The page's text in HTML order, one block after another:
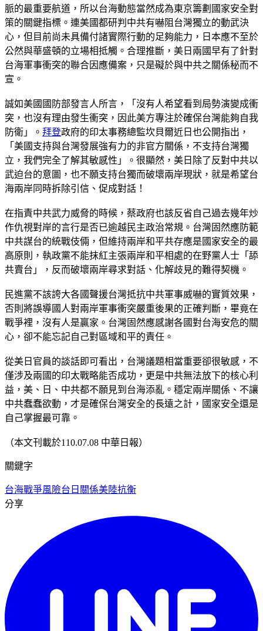
脈的最重要航道，所以台海動態當然成為東京籌劃國家安全對
策的關鍵指標。連美國都研判中共有嚇阻台灣獨立的動武決
心，但目前尚未具備付諸實際行動的足夠能力，日本應不至於
公然與華盛頓的立場相抵觸。合理推斷，美日兩國早有了針對
台海軍事衝突的聯合因應備案，只是礙於與中共之關係秘而不
宣。
誠如美國國防部發言人所言，「沒有人希望看到局勢演變成衝
突，也沒有理由發生衝突，因此美方專注於確保台灣能夠自我
防衛」。 拜登政府的印太事務總監坎貝爾近日也公開指出，
「美國支持與台灣發展強有力的非官方關係，不支持台灣獨
立，我們完全了解其敏感性」。很顯然，美日除了反對中共以
武迫台的意圖，也不願支持台獨而破壞兩岸現狀，就是希望台
海兩岸同時拆除引信、促成對話！
在指責中共武力威脅的時候，蔡政府也該反省自己過去幾年炒
作仇視對岸的言行是否已逾越民主政治常規。台灣固然應防範
中共謀台的統戰伎倆，但維持兩岸和平共存應是國家安全的最
高原則，執政黨不能抹紅主張兩岸和平相處的在野黨人士「舔
共賣台」，反而破壞兩岸尋求對話、化解歧見的難得契機。
民進黨不該誇大各國聲援台灣抵抗中共軍事威嚇的實質效果，
否則將誤導國人對兩岸軍事衝突嚴重後果的正確判斷，畢竟在
戰爭裡，沒有人是贏家。台灣固然應感謝各國對台海安危的關
心，卻不能忘記自己對區域和平的責任。
從美日官員的談話即可看出，台灣議題相當重要卻很敏感，不
僅涉及兩國的印太戰略能否成功，更是中共無法放下的核心利
益，美、日、中共都不願見到台海添亂。穩定兩岸關係、不讓
中共蠢蠢欲動，才是確保台灣安全的長遠之計，國家安全還是
自己掌握最可靠。
（本文刊載於110.07.08 中華日報）
關鍵字
台海戰爭風險台日關係美陸抗衡
分享